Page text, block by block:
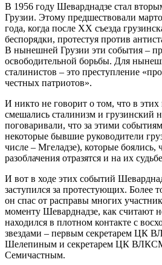
В 1956 году Шеварднадзе стал
Грузии. Этому предшествовали
года, когда после ХХ съезда
беспорядки, протестуя против
В нынешней Грузии эти события –
освободительной борьбы. Для
сталинистов – это преступление
честных патриотов».
И никто не говорит о том, что в
смешались сталинизм и грузинский
поговаривали, что за этими
некоторые бывшие руководители
числе – Мгеладзе), которые боялись,
разоблачения отразятся и на их
И вот в ходе этих событий
заступился за протестующих. Более
он спас от расправы многих
моменту Шеварднадзе, как считают
находился в плотном контакте с
звездами – первым секретарем ЦК
Шелепиным и секретарем ЦК
Семичастным.